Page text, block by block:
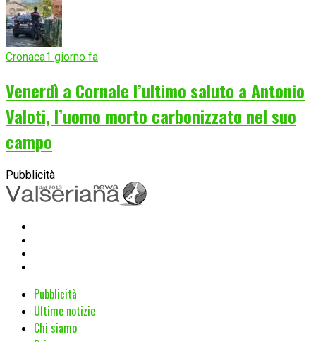
Cronaca1 giorno fa
Venerdì a Cornale l’ultimo saluto a Antonio
Valoti, l’uomo morto carbonizzato nel suo
campo
Pubblicità
Pubblicità
Ultime notizie
Chi siamo